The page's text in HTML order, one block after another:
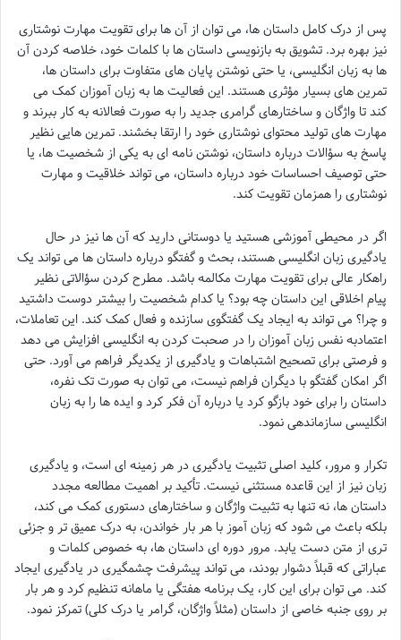
پس از درک کامل داستان ها، می توان از آن ها برای تقویت مهارت نوشتاری
نیز بهره برد. تشویق به بازنویسی داستان ها با کلمات خود، خلاصه کردن آن
ها به زبان انگلیسی، یا حتی نوشتن پایان های متفاوت برای داستان ها،
تمرین های بسیار مؤثری هستند. این فعالیت ها به زبان آموزان کمک می
کند تا واژگان و ساختارهای گرامری جدید را به صورت فعالانه به کار ببرند و
مهارت های تولید محتوای نوشتاری خود را ارتقا بخشند. تمرین هایی نظیر
پاسخ به سؤالات درباره داستان، نوشتن نامه ای به یکی از شخصیت ها، یا
حتی توصیف احساسات خود درباره داستان، می تواند خلاقیت و مهارت
نوشتاری را همزمان تقویت کند.
اگر در محیطی آموزشی هستید یا دوستانی دارید که آن ها نیز در حال
یادگیری زبان انگلیسی هستند، بحث و گفتگو درباره داستان ها می تواند یک
راهکار عالی برای تقویت مهارت مکالمه باشد. مطرح کردن سؤالاتی نظیر
پیام اخلاقی این داستان چه بود؟ یا کدام شخصیت را بیشتر دوست داشتید
و چرا؟ می تواند به ایجاد یک گفتگوی سازنده و فعال کمک کند. این تعاملات،
اعتمادبه نفس زبان آموزان را در صحبت کردن به انگلیسی افزایش می دهد
و فرصتی برای تصحیح اشتباهات و یادگیری از یکدیگر فراهم می آورد. حتی
اگر امکان گفتگو با دیگران فراهم نیست، می توان به صورت تک نفره،
داستان را برای خود بازگو کرد یا درباره آن فکر کرد و ایده ها را به زبان
انگلیسی سازماندهی نمود.
تکرار و مرور، کلید اصلی تثبیت یادگیری در هر زمینه ای است، و یادگیری
زبان نیز از این قاعده مستثنی نیست. تأکید بر اهمیت مطالعه مجدد
داستان ها، نه تنها به تثبیت واژگان و ساختارهای دستوری کمک می کند،
بلکه باعث می شود که زبان آموز با هر بار خواندن، به درک عمیق تر و جزئی
تری از متن دست یابد. مرور دوره ای داستان ها، به خصوص کلمات و
عباراتی که قبلاً دشوار بودند، می تواند پیشرفت چشمگیری در یادگیری ایجاد
کند. می توان برای این کار، یک برنامه هفتگی یا ماهانه تنظیم کرد و هر بار
بر روی جنبه خاصی از داستان (مثلاً واژگان، گرامر یا درک کلی) تمرکز نمود.